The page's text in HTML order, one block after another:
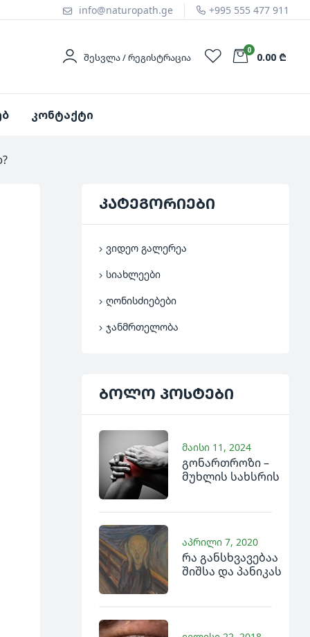
info@naturopath.ge +995 555 477 911
ᲨᲔᲡᲕᲚᲐ / ᲠᲔᲒᲘᲡᲢᲠᲐᲪᲘᲐ
0
0.00 ₾
კონტაქტი
კატეგორიები
ვიდეო გალერეა
სიახლეები
ღონისძიებები
ჯანმრთელობა
ბოლო პოსტები
გონართროზი –
მუხლის სახსრის
მაისი 11, 2024
რა განსხვავებაა
შიშსა და პანიკას
აპრილი 7, 2020